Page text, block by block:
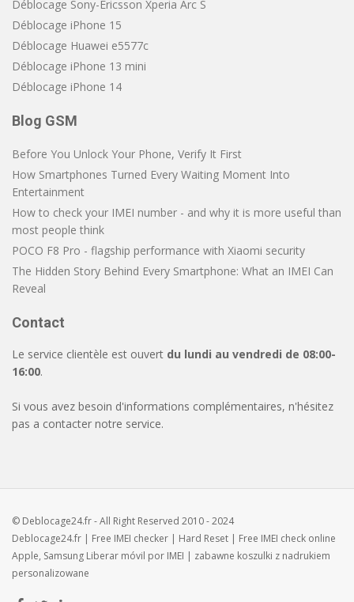
Déblocage Sony-Ericsson Xperia Arc S
Déblocage iPhone 15
Déblocage Huawei e5577c
Déblocage iPhone 13 mini
Déblocage iPhone 14
Blog GSM
Before You Unlock Your Phone, Verify It First
How Smartphones Turned Every Waiting Moment Into
Entertainment
How to check your IMEI number - and why it is more useful than
most people think
POCO F8 Pro - flagship performance with Xiaomi security
The Hidden Story Behind Every Smartphone: What an IMEI Can
Reveal
Contact
Le service clientèle est ouvert du lundi au vendredi de 08:00-
16:00.
Si vous avez besoin d'informations complémentaires, n'hésitez
pas a contacter notre service.
© Deblocage24.fr - All Right Reserved 2010 - 2024
Deblocage24.fr | Free IMEI checker | Hard Reset | Free IMEI check online
Apple, Samsung Liberar móvil por IMEI | zabawne koszulki z nadrukiem
personalizowane